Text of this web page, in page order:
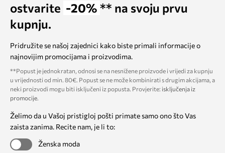
ostvarite -20% ** na svoju prvu
kupnju.
Pridružite se našoj zajednici kako biste primali informacije o
najnovijim promocijama i proizvodima.
**Popust je jednokratan, odnosi se na nesnižene proizvode i vrijedi za kupnju
u vrijednosti od min. 80€. Popust se ne može kombinirati s drugim akcijama, a
neki proizvodi mogu biti isključeni iz popusta. Provjerite: isključenja iz
promocije.
Želimo da u Vašoj pristigloj pošti primate samo ono što Vas
zaista zanima. Recite nam, je li to:
Ženska moda